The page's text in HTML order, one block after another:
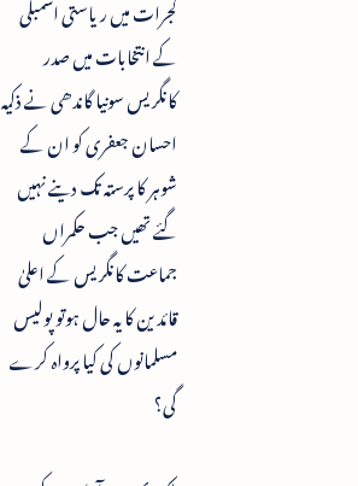
گجرات میں ریاستی اسمبلی
کے انتخابات میں صدر
کانگریس سونیا گاندھی نے ذکیہ
احسان جعفری کو ان کے
شوہر کا پرستہ تک دینے نہیں
گئے تھیں جب حکمراں
جماعت کانگریس کے اعلیٰ
قائدین کا یہ حال ہوتو پولیس
مسلمانوں کی کیا پرواہ کرے
گی؟